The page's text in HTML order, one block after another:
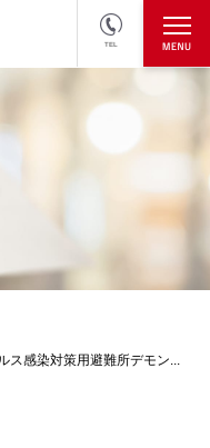
TEL
ス感染対策用避難所デモン...